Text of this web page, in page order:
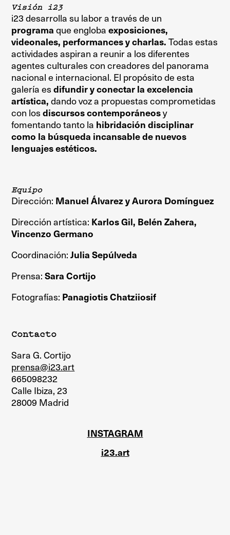
Visión i23
i23 desarrolla su labor a través de un
programaque englobaexposiciones,
videonales, performances y charlas.Todas estas
actividades aspiran a reunir a los diferentes
agentes culturales con creadores del panorama
nacional e internacional. El propósito de esta
galería esdifundir y conectar la excelencia
artística,dando voz a propuestas comprometidas
con losdiscursos contemporáneosy
fomentando tanto la hibridación disciplinar
como la búsqueda incansable de nuevos
lenguajes estéticos.
Equipo
Dirección: ManuelÁlvarez y Aurora Domínguez
Direcciónartística: Karlos Gil, Belén Zahera,
Vincenzo Germano
Coordinación:Julia Sepúlveda
Prensa:Sara Cortijo
Fotografías: Panagiotis Chatziiosif
Contacto
Sara G. Cortijo
prensa@i23.art
665098232
Calle Ibiza, 23
28009 Madrid
INSTAGRAM
i23.art